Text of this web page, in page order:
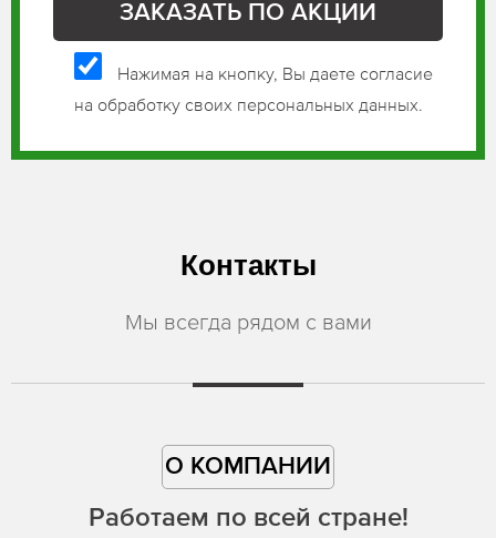
Нажимая на кнопку, Вы даете согласие
на обработку своих персональных данных.
Контакты
Мы всегда рядом с вами
О КОМПАНИИ
Работаем по всей стране!